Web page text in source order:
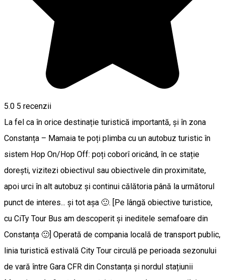
5.0 5 recenzii
La fel ca în orice destinație turistică importantă, și în zona
Constanța – Mamaia te poți plimba cu un autobuz turistic în
sistem Hop On/Hop Off: poți coborî oricând, în ce stație
dorești, vizitezi obiectivul sau obiectivele din proximitate,
apoi urci în alt autobuz și continui călătoria până la următorul
punct de interes... și tot așa 🙂. [Pe lângă obiective turistice,
cu CiTy Tour Bus am descoperit și ineditele semafoare din
Constanța 🙂] Operată de compania locală de transport public,
linia turistică estivală City Tour circulă pe perioada sezonului
de vară între Gara CFR din Constanța și nordul stațiunii